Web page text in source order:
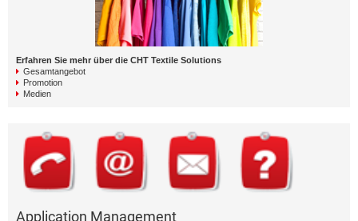
Erfahren Sie mehr über die CHT Textile Solutions
Gesamtangebot
Promotion
Medien
Application Management